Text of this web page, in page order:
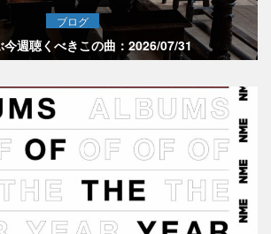
ブログ
週聴くべきこの曲：2026/07/31